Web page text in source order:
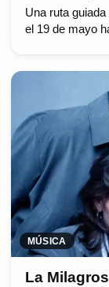
Una ruta
el 19 de mayo
MÚSICA
La